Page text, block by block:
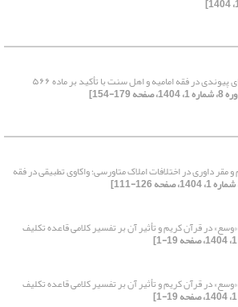
تحلیل تطبیقی دیه اعضای پیوندی در فقه امامیه و اهل سنت با تأکید بر ماده ۵۶۶
صفحه 179-154]
مقر داوری در اختلافات املاک متاورسی؛ واکاوی تطبیقی در فقه
در قرآن کریم و تأثیر آن بر تفسیر کلامی قاعده تکلیف
در قرآن کریم و تأثیر آن بر تفسیر کلامی قاعده تکلیف